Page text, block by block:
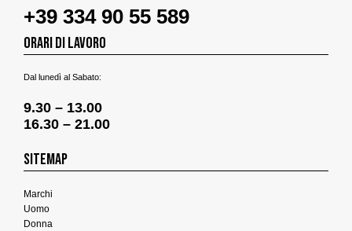
+39 334 90 55 589
ORARI DI LAVORO
Dal lunedì al Sabato:
9.30 – 13.00
16.30 – 21.00
SITEMAP
Marchi
Uomo
Donna